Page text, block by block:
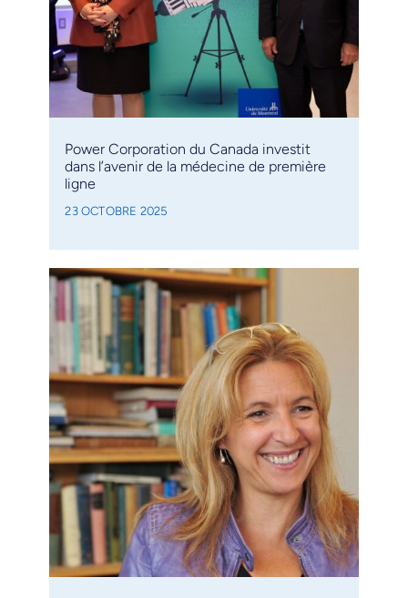
Power Corporation du Canada investit
dans l’avenir de la médecine de première
ligne
23 OCTOBRE 2025